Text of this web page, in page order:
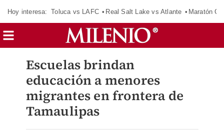
Hoy interesa: Toluca vs LAFC Real Salt Lake vs Atlante Maratón
Escuelas brindan
educación a menores
migrantes en frontera de
Tamaulipas